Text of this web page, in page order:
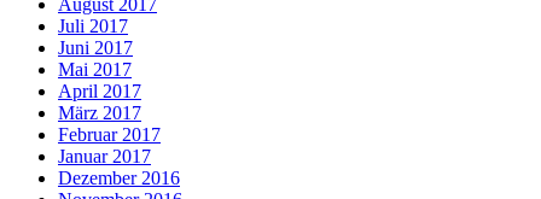
August 2017
Juli 2017
Juni 2017
Mai 2017
April 2017
März 2017
Februar 2017
Januar 2017
Dezember 2016